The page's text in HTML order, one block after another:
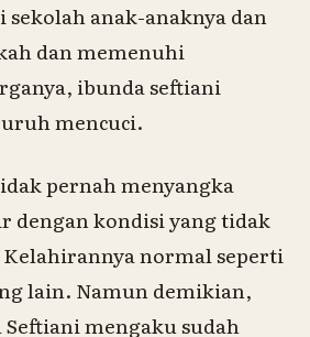
sekolah anak-anaknya dan
dan memenuhi
ibunda seftiani
mencuci.
pernah menyangka
dengan kondisi yang tidak
normal seperti
lain. Namun demikian,
mengaku sudah